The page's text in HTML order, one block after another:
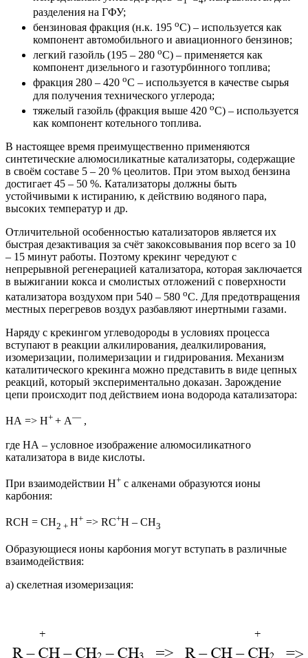
разделения на ГФУ;
бензиновая фракция (н.к. 195 оС) – используется как
компонент автомобильного и авиационного бензинов;
легкий газойль (195 – 280 оС) – применяется как
компонент дизельного и газотурбинного топлива;
фракция 280 – 420 оС – используется в качестве сырья
для получения технического углерода;
тяжелый газойль (фракция выше 420 оС) – используется
как компонент котельного топлива.
В настоящее время преимущественно применяются
синтетические алюмосиликатные катализаторы, содержащие
в своём составе 5 – 20 % цеолитов. При этом выход бензина
достигает 45 – 50 %. Катализаторы должны быть
устойчивыми к истиранию, к действию водяного пара,
высоких температур и др.
Отличительной особенностью катализаторов является их
быстрая дезактивация за счёт закоксовывания пор всего за 10
– 15 минут работы. Поэтому крекинг чередуют с
непрерывной регенерацией катализатора, которая заключается
в выжигании кокса и смолистых отложений с поверхности
катализатора воздухом при 540 – 580 оС. Для предотвращения
местных перегревов воздух разбавляют инертными газами.
Наряду с крекингом углеводороды в условиях процесса
вступают в реакции алкилирования, деалкилирования,
изомеризации, полимеризации и гидрирования. Механизм
каталитического крекинга можно представить в виде цепных
реакций, который экспериментально доказан. Зарождение
цепи происходит под действием иона водорода катализатора:
НА => Н+ + А— ,
где НА – условное изображение алюмосиликатного
катализатора в виде кислоты.
При взаимодействии Н+ с алкенами образуются ионы
карбония:
RСН = СН2 + Н+ => RС+Н – СН3
Образующиеся ионы карбония могут вступать в различные
взаимодействия:
а) скелетная изомеризация: